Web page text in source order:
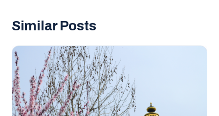
Similar Posts